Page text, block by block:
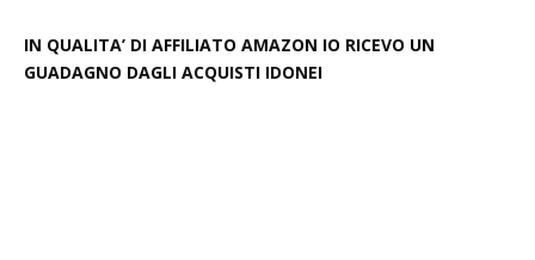
IN QUALITA’ DI AFFILIATO AMAZON IO RICEVO UN
GUADAGNO DAGLI ACQUISTI IDONEI